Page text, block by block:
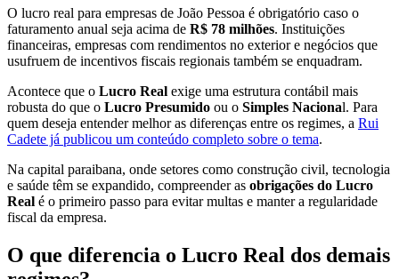
O lucro real para empresas de João Pessoa é obrigatório caso o
faturamento anual seja acima de R$ 78 milhões. Instituições
financeiras, empresas com rendimentos no exterior e negócios que
usufruem de incentivos fiscais regionais também se enquadram.
Acontece que o Lucro Real exige uma estrutura contábil mais
robusta do que o Lucro Presumido ou o Simples Nacional. Para
quem deseja entender melhor as diferenças entre os regimes, a Rui
Cadete já publicou um conteúdo completo sobre o tema.
Na capital paraibana, onde setores como construção civil, tecnologia
e saúde têm se expandido, compreender as obrigações do Lucro
Real é o primeiro passo para evitar multas e manter a regularidade
fiscal da empresa.
O que diferencia o Lucro Real dos demais